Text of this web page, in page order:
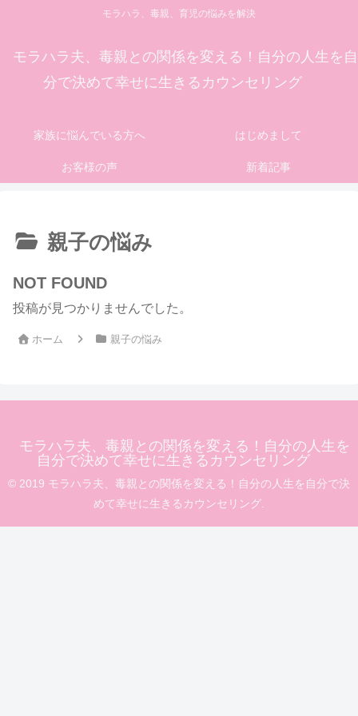
モラハラ、毒親、育児の悩みを解決
モラハラ夫、毒親との関係を変える！自分の人生を自
分で決めて幸せに生きるカウンセリング
家族に悩んでいる方へ はじめまして
お客様の声 新着記事
親子の悩み
NOT FOUND
投稿が見つかりませんでした。
ホーム 親子の悩み
モラハラ夫、毒親との関係を変える！自分の人生を
自分で決めて幸せに生きるカウンセリング
© 2019 モラハラ夫、毒親との関係を変える！自分の人生を自分で決
めて幸せに生きるカウンセリング.